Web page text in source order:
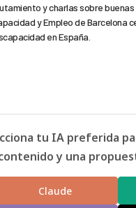
y charlas sobre buenas
y Empleo de Barcelona
en España.
tu IA preferida
y una
Claude